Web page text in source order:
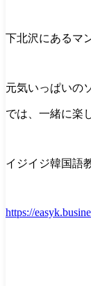
下北沢にあるマ
元気いっぱいの
では、一緒に楽
イジイジ韓国語
https://